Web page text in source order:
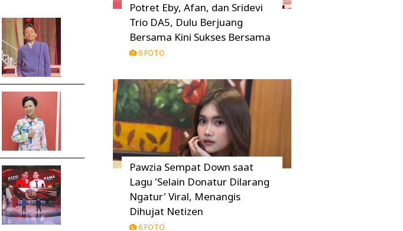
Potret Eby, Afan, dan Sridevi
Trio DA5, Dulu Berjuang
Bersama Kini Sukses Bersama
6 FOTO
Pawzia Sempat Down saat
Lagu 'Selain Donatur Dilarang
Ngatur' Viral, Menangis
Dihujat Netizen
6 FOTO